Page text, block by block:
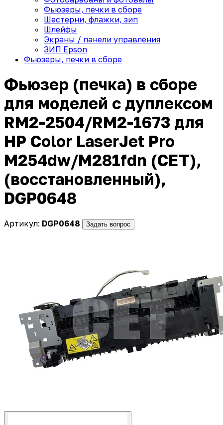
Фьюзеры, печки в сборе
Шестерни, флажки, зип
Шлейфы
Экраны / панели управления
ЗИП Epson
Фьюзеры, печки в сборе
Фьюзер (печка) в сборе
для моделей с дуплексом
RM2-2504/RM2-1673 для
HP Color LaserJet Pro
M254dw/M281fdn (CET),
(восстановленный),
DGP0648
Артикул: DGP0648 Задать вопрос